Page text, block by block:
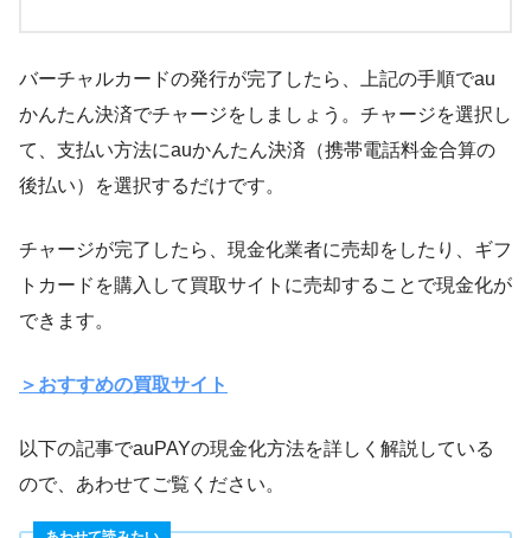
バーチャルカードの発行が完了したら、上記の手順でau
かんたん決済でチャージをしましょう。チャージを選択し
て、支払い方法にauかんたん決済（携帯電話料金合算の
後払い）を選択するだけです。
チャージが完了したら、現金化業者に売却をしたり、ギフ
トカードを購入して買取サイトに売却することで現金化が
できます。
＞おすすめの買取サイト
以下の記事でauPAYの現金化方法を詳しく解説している
ので、あわせてご覧ください。